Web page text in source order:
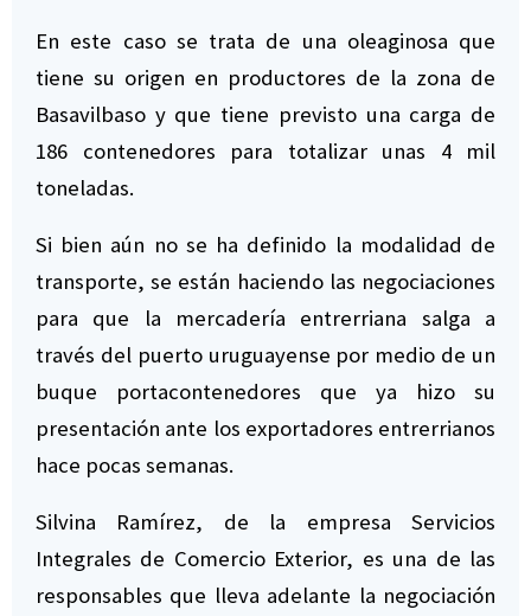
En este caso se trata de una oleaginosa que
tiene su origen en productores de la zona de
Basavilbaso y que tiene previsto una carga de
186 contenedores para totalizar unas 4 mil
toneladas.
Si bien aún no se ha definido la modalidad de
transporte, se están haciendo las negociaciones
para que la mercadería entrerriana salga a
través del puerto uruguayense por medio de un
buque portacontenedores que ya hizo su
presentación ante los exportadores entrerrianos
hace pocas semanas.
Silvina Ramírez, de la empresa Servicios
Integrales de Comercio Exterior, es una de las
responsables que lleva adelante la negociación